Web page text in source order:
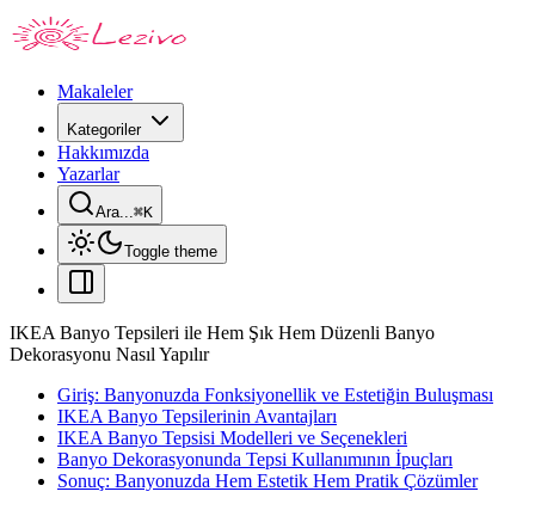
Makaleler
Kategoriler
Hakkımızda
Yazarlar
Ara...⌘K
Toggle theme
IKEA Banyo Tepsileri ile Hem Şık Hem Düzenli Banyo
Dekorasyonu Nasıl Yapılır
Giriş: Banyonuzda Fonksiyonellik ve Estetiğin Buluşması
IKEA Banyo Tepsilerinin Avantajları
IKEA Banyo Tepsisi Modelleri ve Seçenekleri
Banyo Dekorasyonunda Tepsi Kullanımının İpuçları
Sonuç: Banyonuzda Hem Estetik Hem Pratik Çözümler